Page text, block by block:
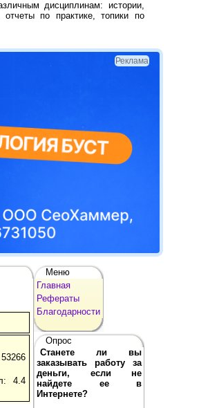
дисциплинам: истории,
по практике, топики по
Реклама
4.4
Меню
Главная
Рефераты
Благодарности
Опрос
Станете ли вы
заказывать работу за
деньги, если не
найдете ее в
Интернете?